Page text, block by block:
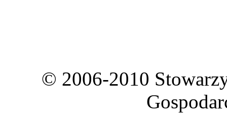
© 2006-2010